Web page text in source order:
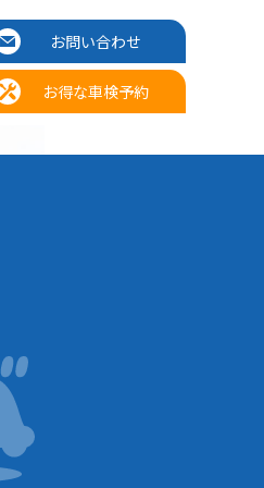
お問い合わせ
お得な車検予約